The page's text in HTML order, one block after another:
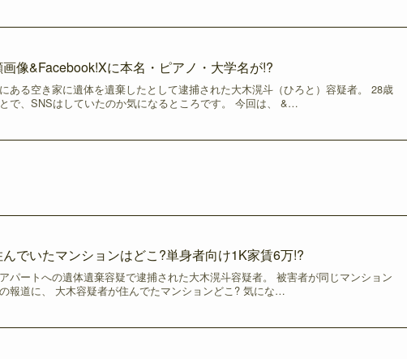
像&Facebook!Xに本名・ピアノ・大学名が!?
ある空き家に遺体を遺棄したとして逮捕された大木滉斗（ひろと）容疑者。 28歳
で、SNSはしていたのか気になるところです。 今回は、 &…
でいたマンションはどこ?単身者向け1K家賃6万!?
パートへの遺体遺棄容疑で逮捕された大木滉斗容疑者。 被害者が同じマンション
報道に、 大木容疑者が住んでたマンションどこ? 気にな…